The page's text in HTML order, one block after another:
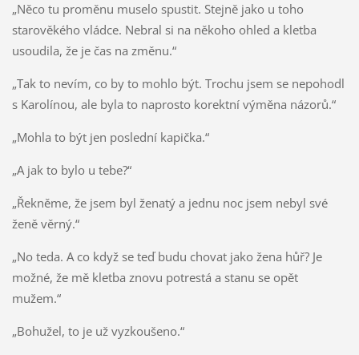
„Něco tu proměnu muselo spustit. Stejně jako u toho
starověkého vládce. Nebral si na někoho ohled a kletba
usoudila, že je čas na změnu.“
„Tak to nevím, co by to mohlo být. Trochu jsem se nepohodl
s Karolínou, ale byla to naprosto korektní výměna názorů.“
„Mohla to být jen poslední kapička.“
„A jak to bylo u tebe?“
„Řekněme, že jsem byl ženatý a jednu noc jsem nebyl své
ženě věrný.“
„No teda. A co když se teď budu chovat jako žena hůř? Je
možné, že mě kletba znovu potrestá a stanu se opět
mužem.“
„Bohužel, to je už vyzkoušeno.“